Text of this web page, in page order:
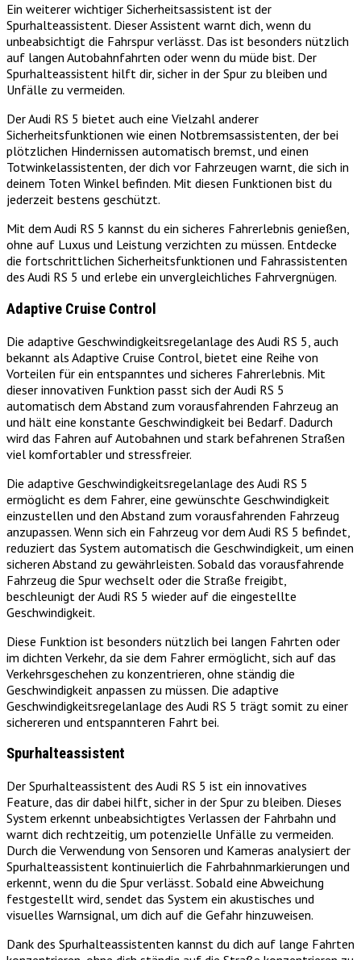
Ein weiterer wichtiger Sicherheitsassistent ist der
Spurhalteassistent. Dieser Assistent warnt dich, wenn du
unbeabsichtigt die Fahrspur verlässt. Das ist besonders nützlich
auf langen Autobahnfahrten oder wenn du müde bist. Der
Spurhalteassistent hilft dir, sicher in der Spur zu bleiben und
Unfälle zu vermeiden.
Der Audi RS 5 bietet auch eine Vielzahl anderer
Sicherheitsfunktionen wie einen Notbremsassistenten, der bei
plötzlichen Hindernissen automatisch bremst, und einen
Totwinkelassistenten, der dich vor Fahrzeugen warnt, die sich in
deinem Toten Winkel befinden. Mit diesen Funktionen bist du
jederzeit bestens geschützt.
Mit dem Audi RS 5 kannst du ein sicheres Fahrerlebnis genießen,
ohne auf Luxus und Leistung verzichten zu müssen. Entdecke
die fortschrittlichen Sicherheitsfunktionen und Fahrassistenten
des Audi RS 5 und erlebe ein unvergleichliches Fahrvergnügen.
Adaptive Cruise Control
Die adaptive Geschwindigkeitsregelanlage des Audi RS 5, auch
bekannt als Adaptive Cruise Control, bietet eine Reihe von
Vorteilen für ein entspanntes und sicheres Fahrerlebnis. Mit
dieser innovativen Funktion passt sich der Audi RS 5
automatisch dem Abstand zum vorausfahrenden Fahrzeug an
und hält eine konstante Geschwindigkeit bei Bedarf. Dadurch
wird das Fahren auf Autobahnen und stark befahrenen Straßen
viel komfortabler und stressfreier.
Die adaptive Geschwindigkeitsregelanlage des Audi RS 5
ermöglicht es dem Fahrer, eine gewünschte Geschwindigkeit
einzustellen und den Abstand zum vorausfahrenden Fahrzeug
anzupassen. Wenn sich ein Fahrzeug vor dem Audi RS 5 befindet,
reduziert das System automatisch die Geschwindigkeit, um einen
sicheren Abstand zu gewährleisten. Sobald das vorausfahrende
Fahrzeug die Spur wechselt oder die Straße freigibt,
beschleunigt der Audi RS 5 wieder auf die eingestellte
Geschwindigkeit.
Diese Funktion ist besonders nützlich bei langen Fahrten oder
im dichten Verkehr, da sie dem Fahrer ermöglicht, sich auf das
Verkehrsgeschehen zu konzentrieren, ohne ständig die
Geschwindigkeit anpassen zu müssen. Die adaptive
Geschwindigkeitsregelanlage des Audi RS 5 trägt somit zu einer
sichereren und entspannteren Fahrt bei.
Spurhalteassistent
Der Spurhalteassistent des Audi RS 5 ist ein innovatives
Feature, das dir dabei hilft, sicher in der Spur zu bleiben. Dieses
System erkennt unbeabsichtigtes Verlassen der Fahrbahn und
warnt dich rechtzeitig, um potenzielle Unfälle zu vermeiden.
Durch die Verwendung von Sensoren und Kameras analysiert der
Spurhalteassistent kontinuierlich die Fahrbahnmarkierungen und
erkennt, wenn du die Spur verlässt. Sobald eine Abweichung
festgestellt wird, sendet das System ein akustisches und
visuelles Warnsignal, um dich auf die Gefahr hinzuweisen.
Dank des Spurhalteassistenten kannst du dich auf lange Fahrten